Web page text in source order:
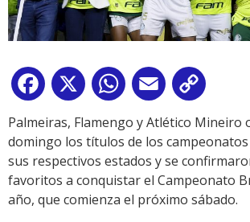
Facebook
X WhatsApp
Email
Link
Palmeiras, Flamengo y Atlético Mineiro
domingo los títulos de los
sus respectivos estados y se
favoritos a conquistar el Campeonato
año, que comienza el próximo sábado.